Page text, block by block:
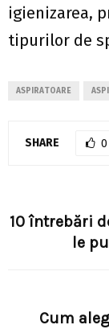
igienizarea,
tipurilor de
ASPIRATOARE
SHARE 0
10 întrebări
le
Cum